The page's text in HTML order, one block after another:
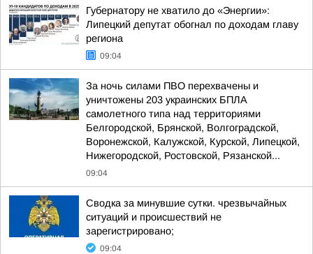
Губернатору не хватило до «Энергии»:
Липецкий депутат обогнал по доходам главу
региона
09:04
За ночь силами ПВО перехвачены и
уничтожены 203 украинских БПЛА
самолетного типа над территориями
Белгородской, Брянской, Волгоградской,
Воронежской, Калужской, Курской, Липецкой,
Нижегородской, Ростовской, Рязанской...
09:04
Сводка за минувшие сутки. чрезвычайных
ситуаций и происшествий не
зарегистрировано;
09:04